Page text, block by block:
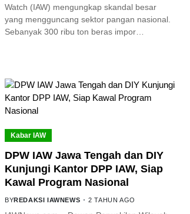
Watch (IAW) mengungkap skandal besar
yang mengguncang sektor pangan nasional.
Sebanyak 300 ribu ton beras impor…
Kabar IAW
DPW IAW Jawa Tengah dan DIY
Kunjungi Kantor DPP IAW, Siap
Kawal Program Nasional
BYREDAKSI IAWNEWS 2 TAHUN AGO